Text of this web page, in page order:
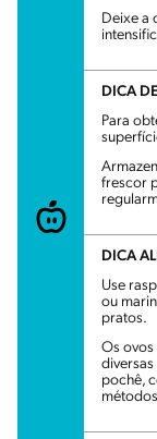
Deixe a
DICA
Para
frescor
DICA
Use
ou
pratos.
Os ovos
pochê,